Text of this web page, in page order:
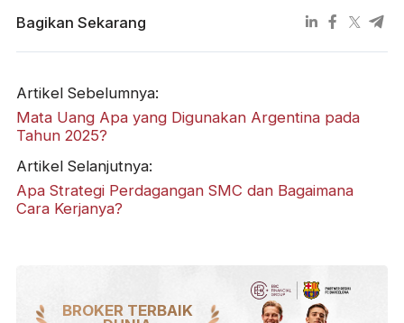
Bagikan Sekarang
Artikel Sebelumnya:
Mata Uang Apa yang Digunakan Argentina pada
Tahun 2025?
Artikel Selanjutnya:
Apa Strategi Perdagangan SMC dan Bagaimana
Cara Kerjanya?
BROKER TERBAIK